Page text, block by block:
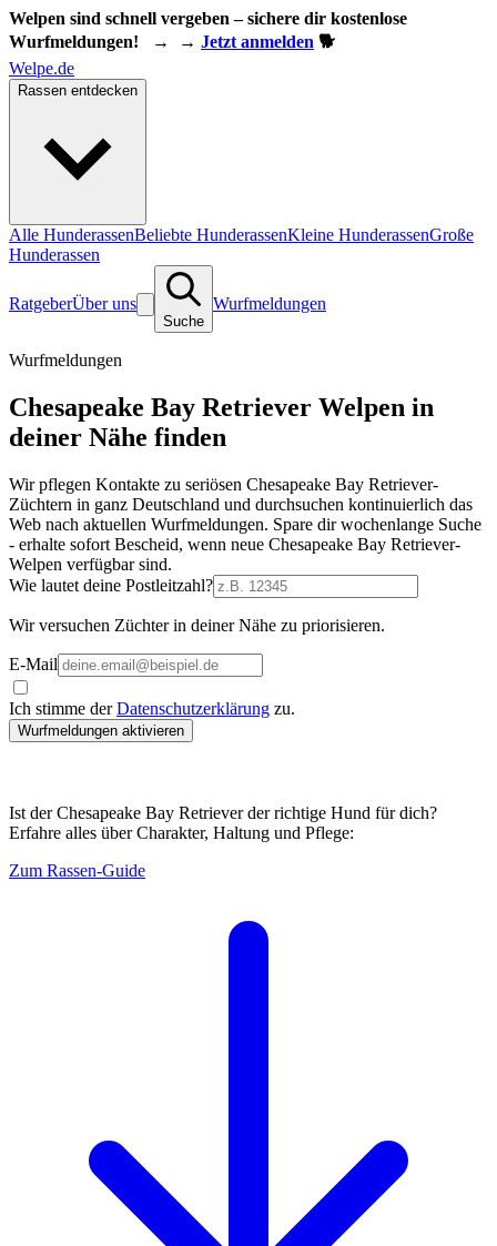
Welpen sind schnell vergeben – sichere dir kostenlose
Wurfmeldungen! → → Jetzt anmelden 🐕
Welpe.de
Rassen entdecken
Alle HunderassenBeliebte HunderassenKleine HunderassenGroße
Hunderassen
RatgeberÜber uns
Suche
Wurfmeldungen
Wurfmeldungen
Chesapeake Bay Retriever Welpen in
deiner Nähe finden
Wir pflegen Kontakte zu seriösen Chesapeake Bay Retriever-
Züchtern in ganz Deutschland und durchsuchen kontinuierlich das
Web nach aktuellen Wurfmeldungen. Spare dir wochenlange Suche
- erhalte sofort Bescheid, wenn neue Chesapeake Bay Retriever-
Welpen verfügbar sind.
Wie lautet deine Postleitzahl?
Wir versuchen Züchter in deiner Nähe zu priorisieren.
E-Mail
Ich stimme derDatenschutzerklärung zu.
Wurfmeldungen aktivieren
Ist der Chesapeake Bay Retriever der richtige Hund für dich?
Erfahre alles über Charakter, Haltung und Pflege:
Zum Rassen-Guide